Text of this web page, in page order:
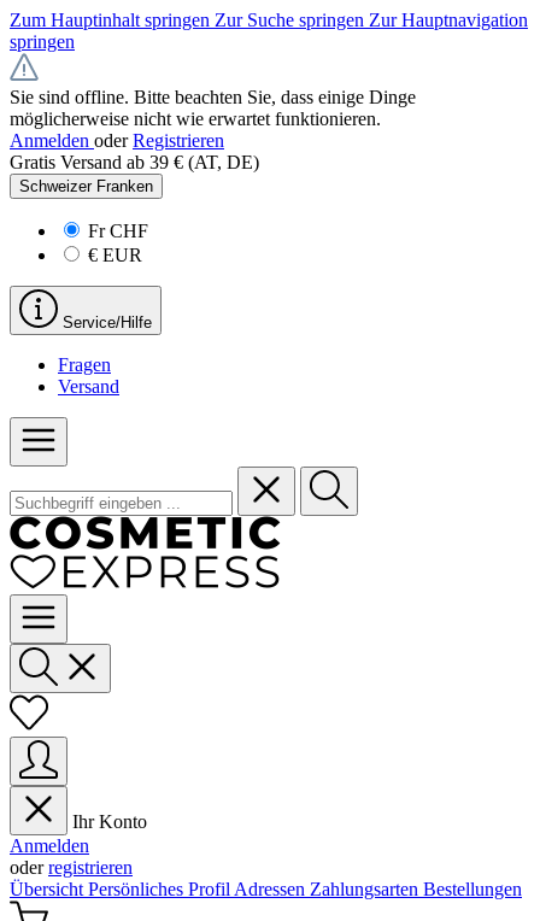
Zum Hauptinhalt springen Zur Suche springen Zur Hauptnavigation
springen
Sie sind offline. Bitte beachten Sie, dass einige Dinge
möglicherweise nicht wie erwartet funktionieren.
Anmelden oder Registrieren
Gratis Versand ab 39 € (AT, DE)
Schweizer Franken
FrCHF
€ EUR
Service/Hilfe
Fragen
Versand
Ihr Konto
Anmelden
oderregistrieren
Übersicht Persönliches Profil Adressen Zahlungsarten Bestellungen